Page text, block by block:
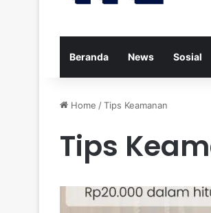
Beranda News Sosial
Home /Tips Keamanan
Tips